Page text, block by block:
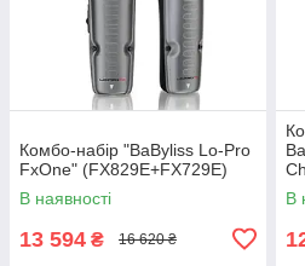
Комбо-набір "BaByliss Lo-Pro
FxOne" (FX829E+FX729E)
В наявності
13 594 ₴ 16 620 ₴
В